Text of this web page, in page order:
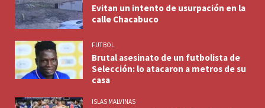
Evitan un intento de usurpación en la
calle Chacabuco
FUTBOL
Brutal asesinato de un futbolista de
Selección: lo atacaron a metros de su
casa
ISLAS MALVINAS